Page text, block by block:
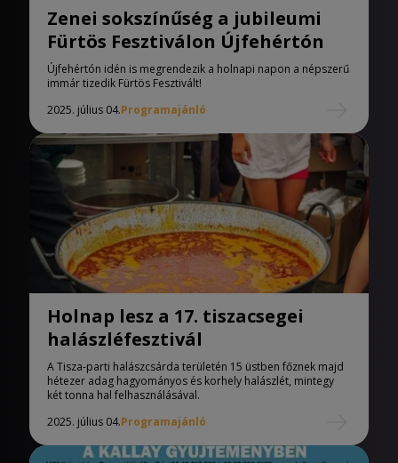
Zenei sokszínűség a jubileumi
Fürtös Fesztiválon Újfehértón
Újfehértón idén is megrendezik a holnapi napon a népszerű
immár tizedik Fürtös Fesztivált!
2025. július 04.Programajánló
Holnap lesz a 17. tiszacsegei
halászléfesztivál
A Tisza-parti halászcsárda területén 15 üstben főznek majd
hétezer adag hagyományos és korhely halászlét, mintegy
két tonna hal felhasználásával.
2025. július 04.Programajánló